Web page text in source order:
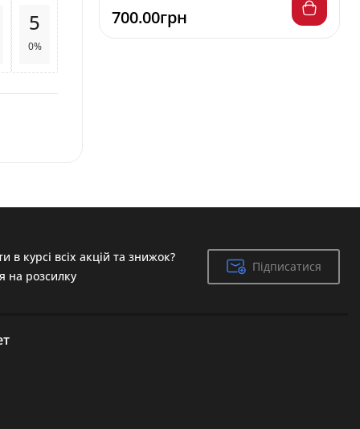
5
0%
700.00грн
в курсі всіх акцій та знижок?
на розсилку
Підписатися
Підписатися